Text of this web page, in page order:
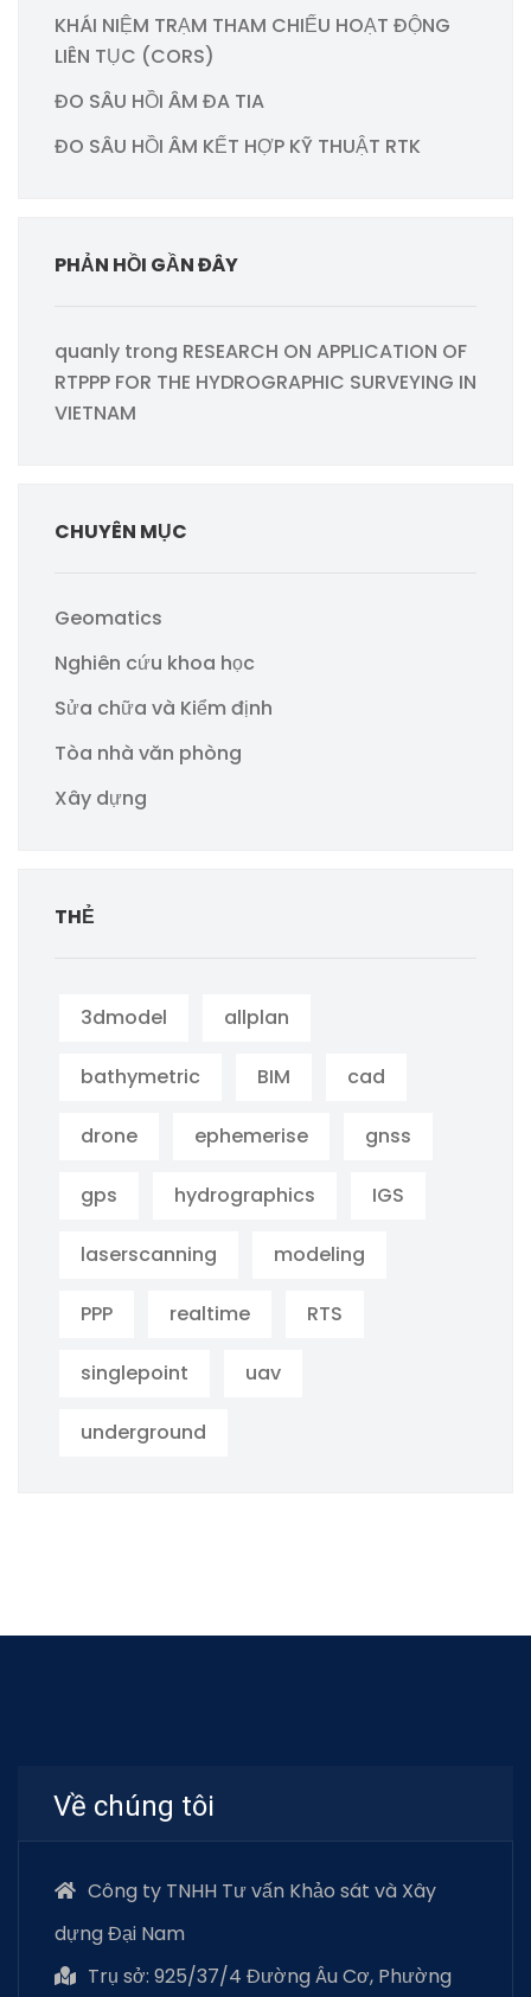
KHÁI NIỆM TRẠM THAM CHIẾU HOẠT ĐỘNG
LIÊN TỤC (CORS)
ĐO SÂU HỒI ÂM ĐA TIA
ĐO SÂU HỒI ÂM KẾT HỢP KỸ THUẬT RTK
PHẢN HỒI GẦN ĐÂY
quanly trong RESEARCH ON APPLICATION OF
RTPPP FOR THE HYDROGRAPHIC SURVEYING IN
VIETNAM
CHUYÊN MỤC
Geomatics
Nghiên cứu khoa học
Sửa chữa và Kiểm định
Tòa nhà văn phòng
Xây dựng
THẺ
3dmodel allplan
bathymetric BIM cad
drone ephemerise gnss
gps hydrographics IGS
laserscanning modeling
PPP realtime RTS
singlepoint uav
underground
Về chúng tôi
Công ty TNHH Tư vấn Khảo sát và Xây
dựng Đại Nam
Trụ sở: 925/37/4 Đường Âu Cơ, Phường